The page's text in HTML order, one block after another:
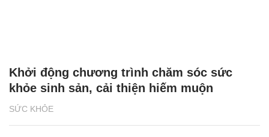
SỨC KHỎE
Khởi động chương trình chăm sóc sức
khỏe sinh sản, cải thiện hiếm muộn